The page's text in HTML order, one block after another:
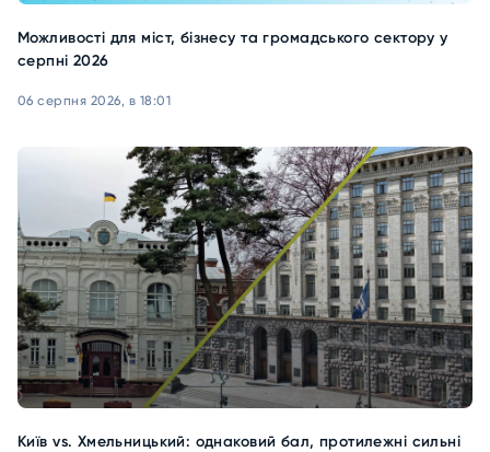
Можливості для міст, бізнесу та громадського сектору у
серпні 2026
06 серпня 2026, в 18:01
Київ vs. Хмельницький: однаковий бал, протилежні сильні